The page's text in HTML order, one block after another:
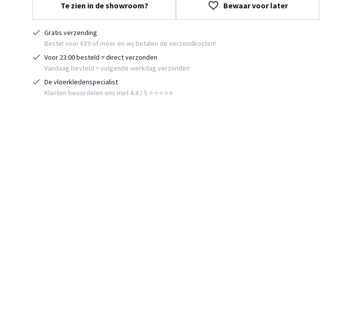
Te zien in de showroom? Bewaar voor later
Gratis verzending
Bestel voor €89 of meer en wij betalen de verzendkosten!
Voor 23:00 besteld = direct verzonden
Vandaag besteld = volgende werkdag verzonden
De vloerkledenspecialist
Klanten beoordelen ons met 4.4 / 5 ⭐⭐⭐⭐⭐